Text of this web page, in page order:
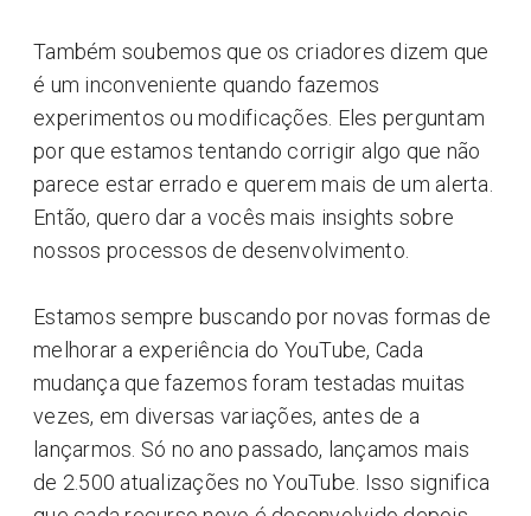
Também soubemos que os criadores dizem que
é um inconveniente quando fazemos
experimentos ou modificações. Eles perguntam
por que estamos tentando corrigir algo que não
parece estar errado e querem mais de um alerta.
Então, quero dar a vocês mais insights sobre
nossos processos de desenvolvimento.
Estamos sempre buscando por novas formas de
melhorar a experiência do YouTube, Cada
mudança que fazemos foram testadas muitas
vezes, em diversas variações, antes de a
lançarmos. Só no ano passado, lançamos mais
de 2.500 atualizações no YouTube. Isso significa